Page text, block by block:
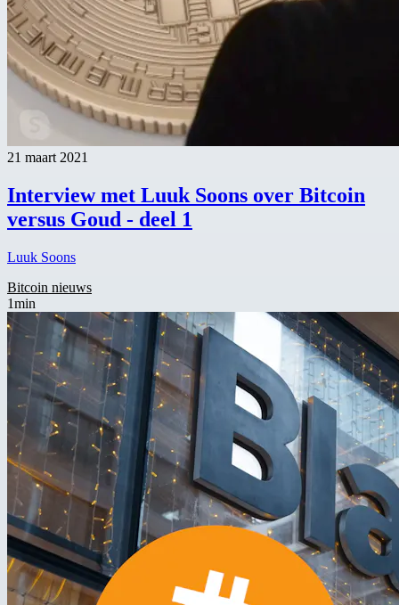
21 maart 2021
Interview met Luuk Soons over Bitcoin
versus Goud - deel 1
Luuk Soons
Bitcoin nieuws
1min